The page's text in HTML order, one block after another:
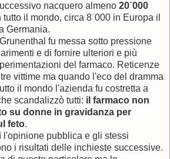
nacquero almeno 20˙000
il mondo, circa 8˙000 in Europa il
Germania.
fu messa sotto pressione
e di fornire ulteriori e più
del farmaco. Reticenze
vittime ma quando l'eco del dramma
il mondo l'azienda fu costretta a
scandalizzò tutti: il farmaco non
su donne in gravidanza per
feto.
l'opinione pubblica e gli stessi
i risultati delle inchieste successive.